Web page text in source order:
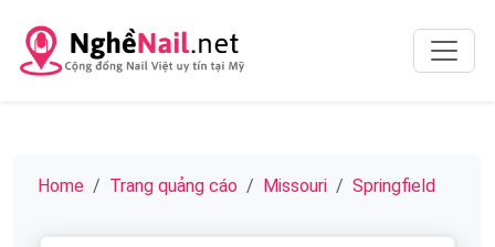
Home Trang quảng cáo Missouri Springfield